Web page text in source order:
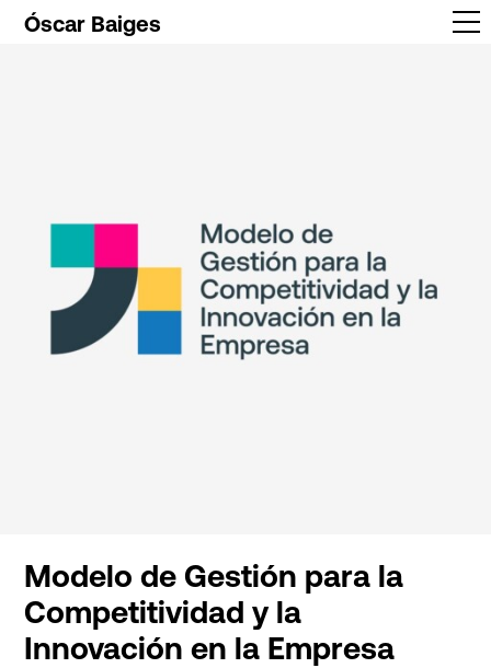
Óscar Baiges
Modelo de Gestión para la
Competitividad y la
Innovación en la Empresa